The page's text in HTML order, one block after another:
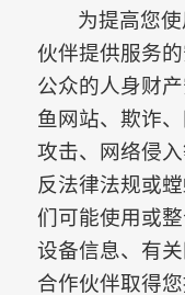
为提高您
伙伴提供服务
公众的人身财
鱼网站、欺诈
攻击、网络侵
反法律法规或
们可能使用或
设备信息、有
合作伙伴取得